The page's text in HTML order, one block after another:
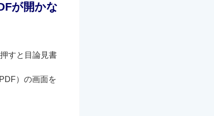
が開かな
すと目論見書
）の画面を